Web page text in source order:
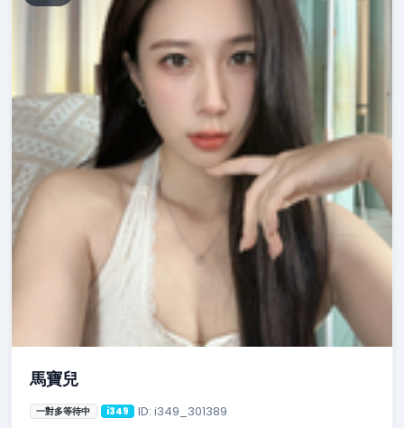
馬寶兒
一對多等待中 i349 ID: i349_301389